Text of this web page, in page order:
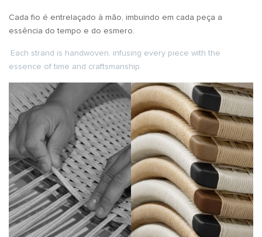
Cada fio é entrelaçado à mão, imbuindo em cada peça a
essência do tempo e do esmero.
Each strand is handwoven, infusing every piece with the
essence of time and craftsmanship.